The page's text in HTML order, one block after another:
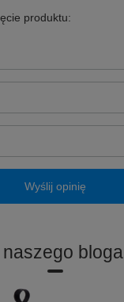
produktu:
Wyślij opinię
naszego bloga